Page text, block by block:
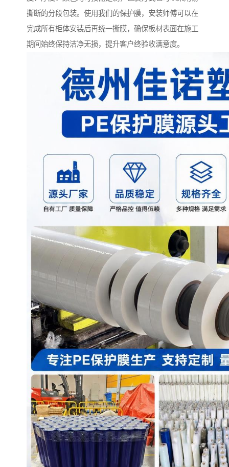
撕断的分段包装。使用我们的保护膜，安装师傅可以在
完成所有柜体安装后再统一撕膜，确保板材表面在施工
期间始终保持洁净无损，提升客户终验收满意度。